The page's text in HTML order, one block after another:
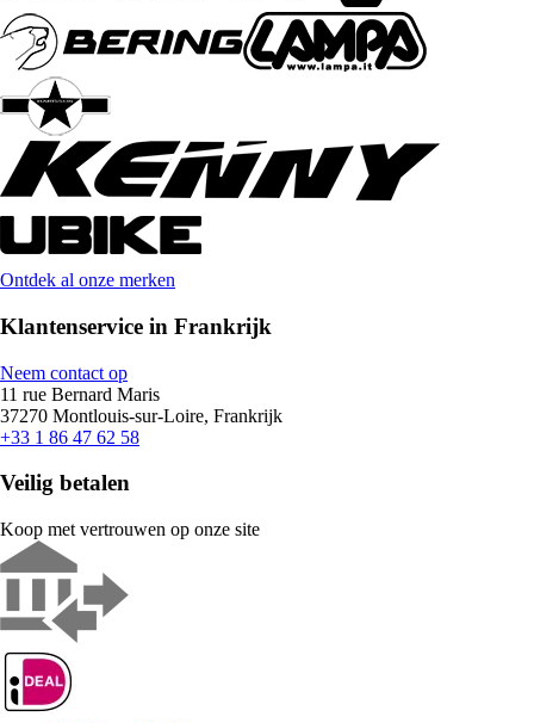
Ontdek al onze merken
Klantenservice in Frankrijk
Neem contact op
11 rue Bernard Maris
37270 Montlouis-sur-Loire, Frankrijk
+33 1 86 47 62 58
Veilig betalen
Koop met vertrouwen op onze site